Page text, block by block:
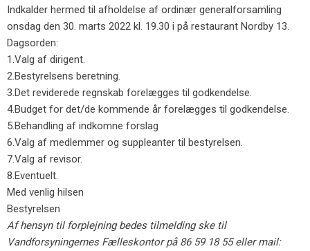
Indkalder hermed til afholdelse af ordinær generalforsamling
onsdag den 30. marts 2022 kl. 19.30 i på restaurant Nordby 13.
Dagsorden:
1.​Valg af dirigent.
2.​Bestyrelsens beretning.
3.​Det reviderede regnskab forelægges til godkendelse.
4.​Budget for det/de kommende år forelægges til godkendelse.
5.​Behandling af indkomne forslag
6.​Valg af medlemmer og suppleanter til bestyrelsen.
7.​Valg af revisor.
8.​Eventuelt.
Med venlig hilsen
Bestyrelsen
Af hensyn til forplejning bedes tilmelding ske til
Vandforsyningernes Fælleskontor på 86 59 18 55 eller mail: